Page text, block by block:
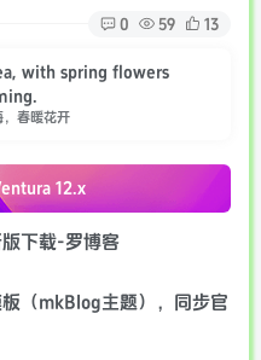
0 59 13
with spring flowers
，春暖花开
12.x
（mkBlog主题），同步官